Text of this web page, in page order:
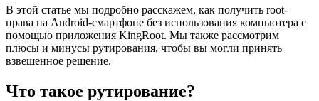
В этой статье мы подробно расскажем, как получить root-
права на Android-смартфоне без использования компьютера с
помощью приложения KingRoot. Мы также рассмотрим
плюсы и минусы рутирования, чтобы вы могли принять
взвешенное решение.
Что такое рутирование?